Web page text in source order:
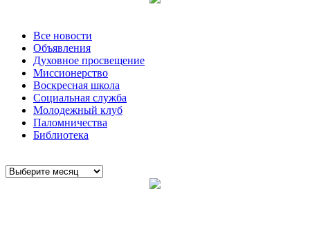
Все новости
Объявления
Духовное просвещение
Миссионерство
Воскресная школа
Социальная служба
Молодежный клуб
Паломничества
Библиотека